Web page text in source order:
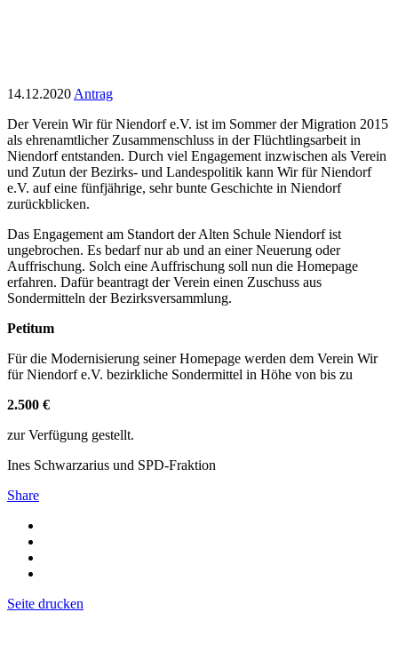
14.12.2020 Antrag
Der Verein Wir für Niendorf e.V. ist im Sommer der Migration 2015
als ehrenamtlicher Zusammenschluss in der Flüchtlingsarbeit in
Niendorf entstanden. Durch viel Engagement inzwischen als Verein
und Zutun der Bezirks- und Landespolitik kann Wir für Niendorf
e.V. auf eine fünfjährige, sehr bunte Geschichte in Niendorf
zurückblicken.
Das Engagement am Standort der Alten Schule Niendorf ist
ungebrochen. Es bedarf nur ab und an einer Neuerung oder
Auffrischung. Solch eine Auffrischung soll nun die Homepage
erfahren. Dafür beantragt der Verein einen Zuschuss aus
Sondermitteln der Bezirksversammlung.
Petitum
Für die Modernisierung seiner Homepage werden dem Verein Wir
für Niendorf e.V. bezirkliche Sondermittel in Höhe von bis zu
2.500 €
zur Verfügung gestellt.
Ines Schwarzarius und SPD-Fraktion
Share
Seite drucken